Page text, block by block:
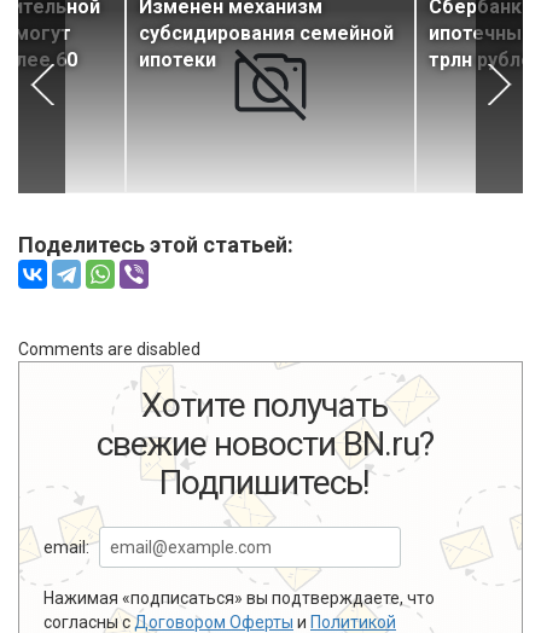
могут
60
Изменен механизм
субсидирования семейной
ипотеки
Сбербанк
ипотечный
трлн
Поделитесь этой статьей:
Comments are disabled
Хотите получать
свежие новости BN.ru?
Подпишитесь!
email:
Нажимая «подписаться» вы подтверждаете, что
согласны сДоговором Оферты и Политикой